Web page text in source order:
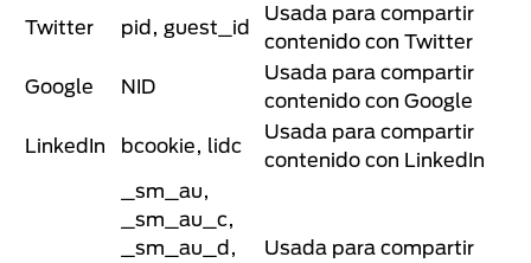
Twitter
pid, guest_id
Usada para compartir
contenido con Twitter
Google
NID
Usada para compartir
contenido con Google
LinkedIn
bcookie, lidc
Usada para compartir
contenido con LinkedIn
_sm_au,
_sm_au_c,
_sm_au_d,
Usada para compartir